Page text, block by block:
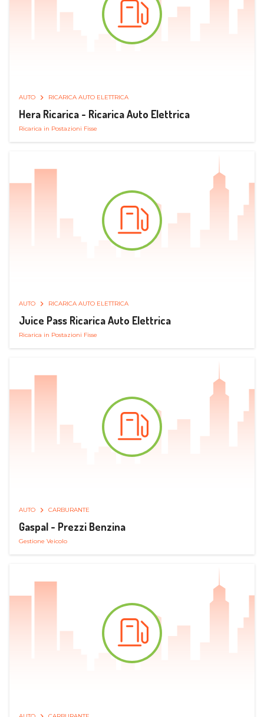
AUTO RICARICA AUTO ELETTRICA
Hera Ricarica - Ricarica Auto Elettrica
Ricarica in Postazioni Fisse
AUTO RICARICA AUTO ELETTRICA
Juice Pass Ricarica Auto Elettrica
Ricarica in Postazioni Fisse
AUTO CARBURANTE
Gaspal - Prezzi Benzina
Gestione Veicolo